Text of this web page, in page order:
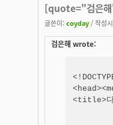
[quote="검은
글쓴이: coyday/ 작성
검은해 wrote:
<title>다